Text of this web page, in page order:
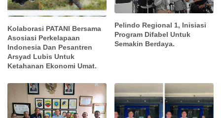
Kolaborasi PATANI Bersama
Asosiasi Perkelapaan
Indonesia Dan Pesantren
Arsyad Lubis Untuk
Ketahanan Ekonomi Umat.
Pelindo Regional 1, Inisiasi
Program Difabel Untuk
Semakin Berdaya.